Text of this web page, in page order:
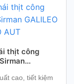
cao cấp của
thịt công
cao, tiết kiệm